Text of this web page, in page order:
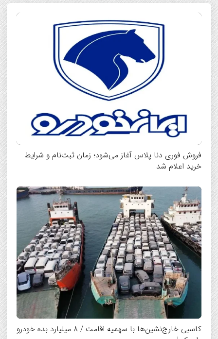
فروش فوری دنا پلاس آغاز می‌شود؛ زمان ثبت‌نام و شرایط
خرید اعلام شد
کاسبی خارج‌نشین‌ها با سهمیه اقامت / ۸ میلیارد بده خودرو